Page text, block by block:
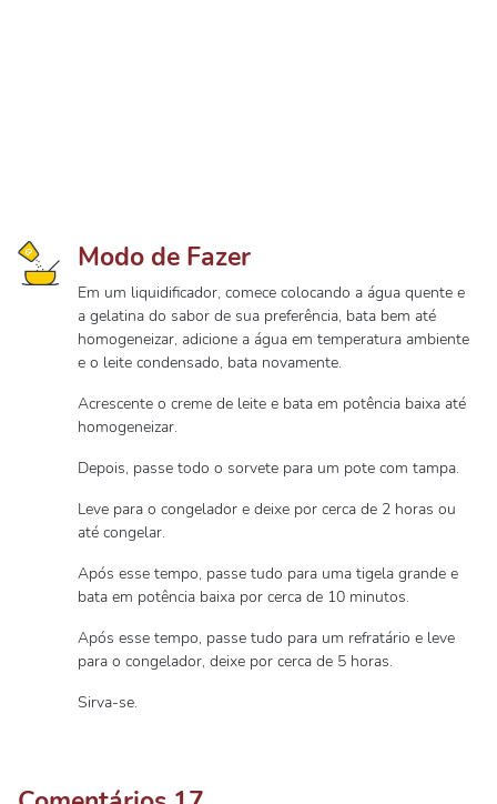
Modo de Fazer
Em um liquidificador, comece colocando a água quente e
a gelatina do sabor de sua preferência, bata bem até
homogeneizar, adicione a água em temperatura ambiente
e o leite condensado, bata novamente.
Acrescente o creme de leite e bata em potência baixa até
homogeneizar.
Depois, passe todo o sorvete para um pote com tampa.
Leve para o congelador e deixe por cerca de 2 horas ou
até congelar.
Após esse tempo, passe tudo para uma tigela grande e
bata em potência baixa por cerca de 10 minutos.
Após esse tempo, passe tudo para um refratário e leve
para o congelador, deixe por cerca de 5 horas.
Sirva-se.